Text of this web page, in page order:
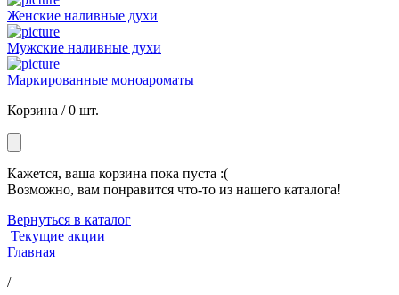
Женские наливные духи
Мужские наливные духи
Маркированные моноароматы
Корзина /0 шт.
Кажется, ваша корзина пока пуста :(
Возможно, вам понравится что-то из нашего каталога!
Вернуться в каталог
Текущие акции
Главная
/